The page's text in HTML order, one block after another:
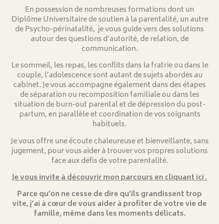
En possession de nombreuses formations dont un
Diplôme Universitaire de soutien à la parentalité, un autre
de Psycho-périnatalité, je vous guide vers des solutions
autour des questions d’autorité, de relation, de
communication.
Le sommeil, les repas, les conflits dans la fratrie ou dans le
couple, l’adolescence sont autant de sujets abordés au
cabinet. Je vous accompagne également dans des étapes
de séparation ou recomposition familiale ou dans les
situation de burn-out parental et de dépression du post-
partum, en parallèle et coordination de vos soignants
habituels.
Je vous offre une écoute chaleureuse et bienveillante, sans
jugement, pour vous aider à trouver vos propres solutions
face aux défis de votre parentalité.
Je vous invite à découvrir mon parcours en cliquant ici .
Parce qu’on ne cesse de dire qu’ils grandissent trop
vite, j’ai à cœur de vous aider à profiter de votre vie de
famille, même dans les moments délicats.